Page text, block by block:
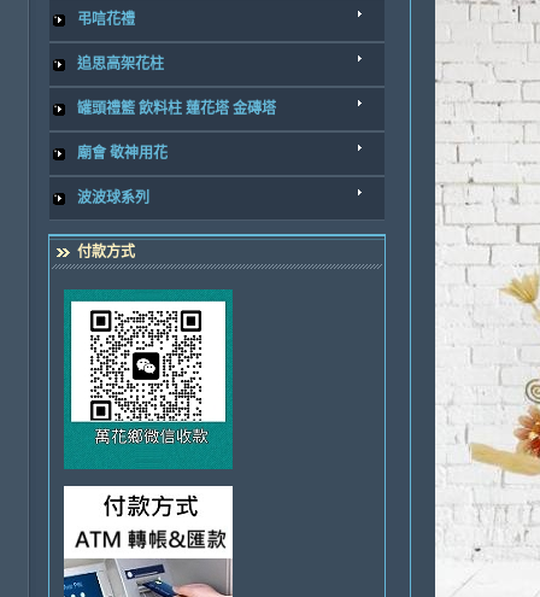
弔唁花禮
追思高架花柱
罐頭禮籃 飲料柱 蓮花塔 金磚塔
廟會 敬神用花
波波球系列
付款方式